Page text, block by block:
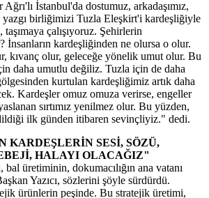
Ağrı'lı İstanbul'da dostumuz, arkadaşımız,
yazgı birliğimizi Tuzla Eleşkirt'i kardeşliğiyle
taşımaya çalışıyoruz. Şehirlerin
İnsanların kardeşliğinden ne olursa o olur.
kıvanç olur, geleceğe yönelik umut olur. Bu
daha umutlu değiliz. Tuzla için de daha
kurtulan kardeşliğimiz artık daha
Kardeşler omuz omuza verirse, engeller
sırtımız yenilmez olur. Bu yüzden,
ilk günden itibaren sevinçliyiz." dedi.
KARDEŞLERİN SESİ, SÖZÜ,
HALAYI OLACAĞIZ"
bal üretiminin, dokumacılığın ana vatanı
Yazıcı, sözlerini şöyle sürdürdü.
ürünlerin peşinde. Bu stratejik üretimi,